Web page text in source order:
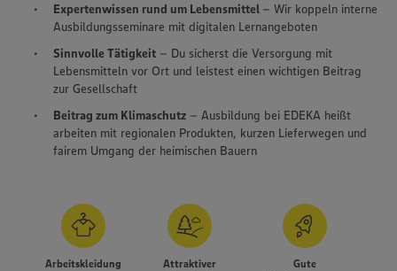
Expertenwissen rund um Lebensmittel – Wir koppeln interne
Ausbildungsseminare mit digitalen Lernangeboten
Sinnvolle Tätigkeit – Du sicherst die Versorgung mit
Lebensmitteln vor Ort und leistest einen wichtigen Beitrag
zur Gesellschaft
Beitrag zum Klimaschutz – Ausbildung bei EDEKA heißt
arbeiten mit regionalen Produkten, kurzen Lieferwegen und
fairem Umgang der heimischen Bauern
Arbeitskleidung
Attraktiver
Gute